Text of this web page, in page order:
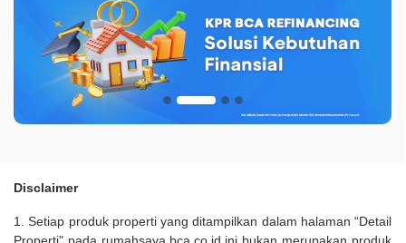
Disclaimer
1. Setiap produk properti yang ditampilkan dalam halaman “Detail